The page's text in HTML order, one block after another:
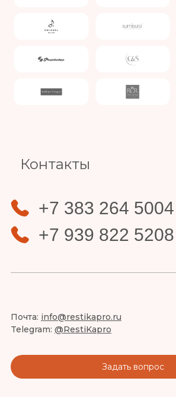
Контакты
+7 383 264 5004
+7 939 822 5208
Почта: info@restikapro.ru
Telegram: @RestiKapro
Задать вопрос